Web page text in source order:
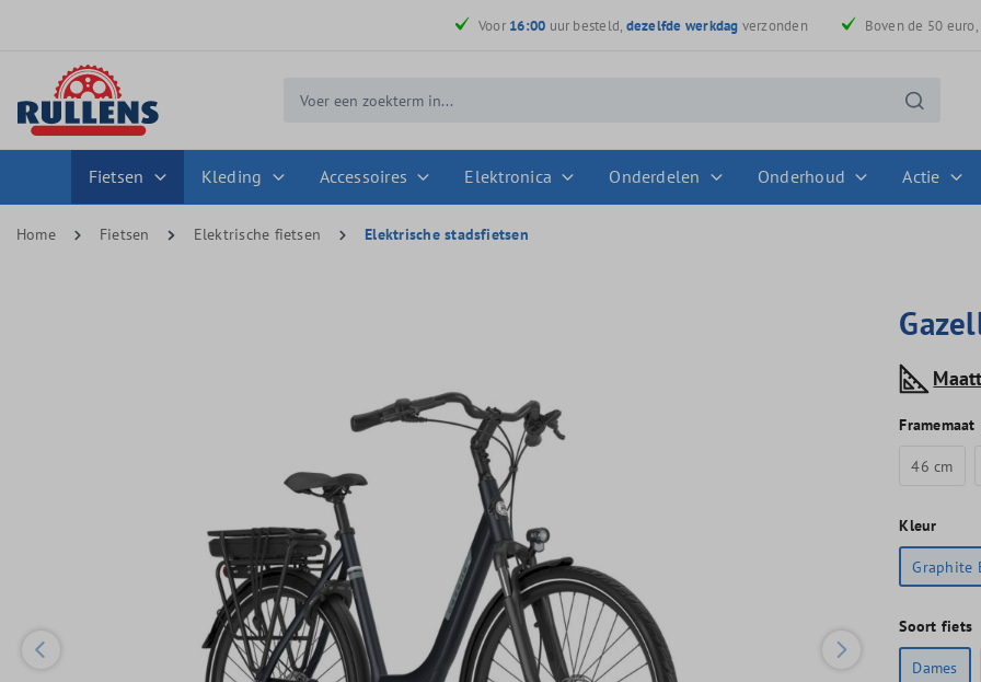
Voor 16:00 uur besteld, dezelfde werkdag verzonden Boven de 50 euro,
Fietsen Kleding Accessoires Elektronica Onderdelen Onderhoud Actie
Home Fietsen Elektrische fietsen Elektrische stadsfietsen
Framemaat
46 cm
Kleur
Graphite
Soort fiets
Dames